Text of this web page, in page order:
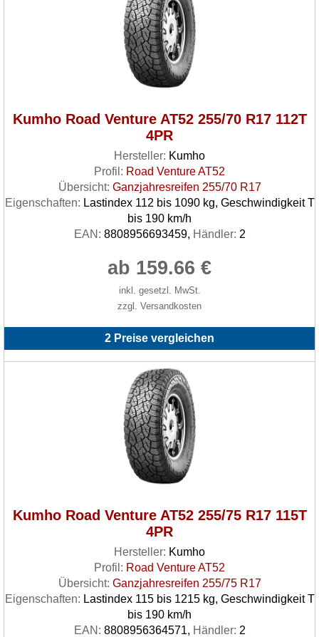
Kumho Road Venture AT52 255/70 R17 112T
4PR
Hersteller: Kumho
Profil: Road Venture AT52
Übersicht: Ganzjahresreifen 255/70 R17
Eigenschaften: Lastindex 112 bis 1090 kg, Geschwindigkeit T
bis 190 km/h
EAN: 8808956693459, Händler: 2
ab 159.66 €
inkl. gesetzl. MwSt.
zzgl. Versandkosten
2 Preise vergleichen
Kumho Road Venture AT52 255/75 R17 115T
4PR
Hersteller: Kumho
Profil: Road Venture AT52
Übersicht: Ganzjahresreifen 255/75 R17
Eigenschaften: Lastindex 115 bis 1215 kg, Geschwindigkeit T
bis 190 km/h
EAN: 8808956364571, Händler: 2